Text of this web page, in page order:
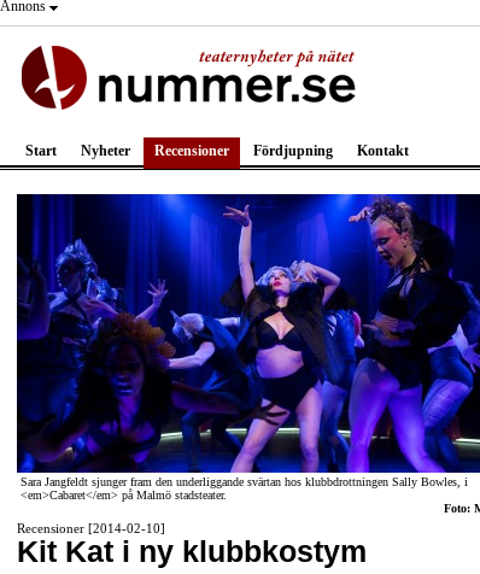
Annons
Start Nyheter Recensioner Fördjupning Kontakt
Sara Jangfeldt sjunger fram den underliggande svärtan hos klubbdrottningen Sally Bowles, i
<em>Cabaret</em> på Malmö stadsteater.
Foto:
Recensioner [2014-02-10]
Kit Kat i ny klubbkostym